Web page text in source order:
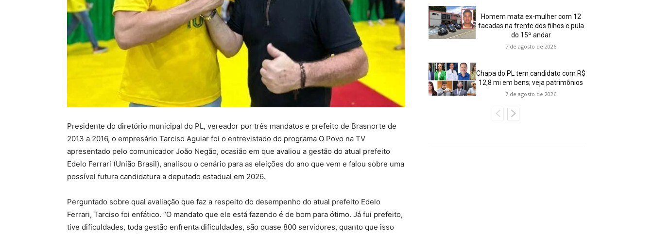
Presidente do diretório municipal do PL, vereador por três mandatos e prefeito de Brasnorte de
2013 a 2016, o empresário Tarciso Aguiar foi o entrevistado do programa O Povo na TV
apresentado pelo comunicador João Negão, ocasião em que avaliou a gestão do atual prefeito
Edelo Ferrari (União Brasil), analisou o cenário para as eleições do ano que vem e falou sobre uma
possível futura candidatura a deputado estadual em 2026.
Perguntado sobre qual avaliação que faz a respeito do desempenho do atual prefeito Edelo
Ferrari, Tarciso foi enfático. “O mandato que ele está fazendo é de bom para ótimo. Já fui prefeito,
tive dificuldades, toda gestão enfrenta dificuldades, são quase 800 servidores, quanto que isso
Homem mata ex-mulher com 12
facadas na frente dos filhos e pula
do 15º andar
7 de agosto de 2026
Chapa do PL tem candidato com R$
12,8 mi em bens; veja patrimônios
7 de agosto de 2026